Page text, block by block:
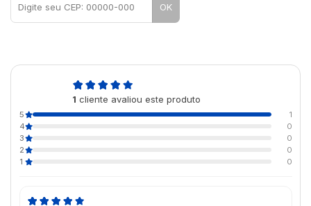
OK
1 cliente avaliou este produto
5
1
4
0
3
0
2
0
1
0